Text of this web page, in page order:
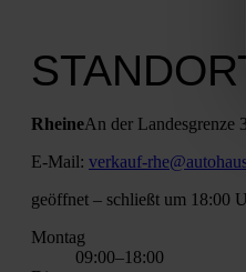
Rhei­neAn der Lan­des­gren­ze 3
E‑Mail: verkauf-
geöff­net – schließt um 18:00
Mon­tag
09:00–18:00